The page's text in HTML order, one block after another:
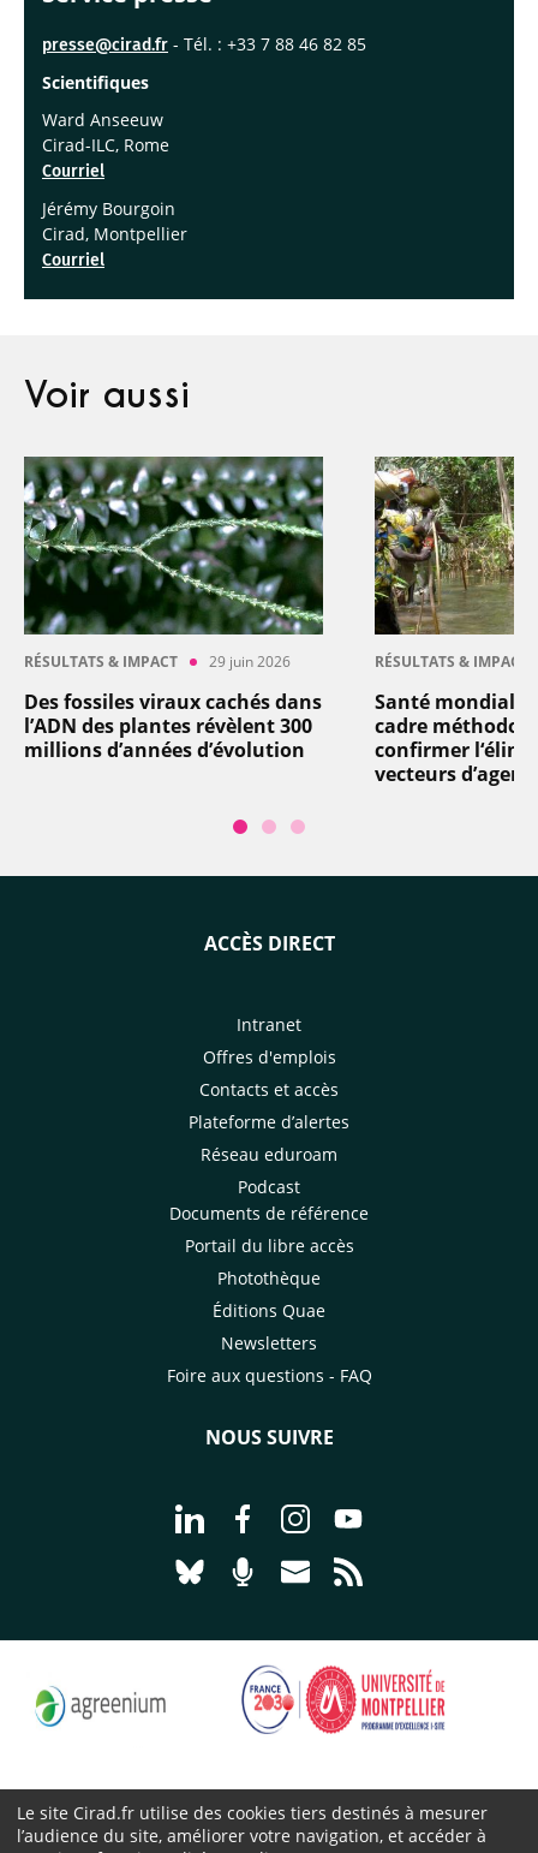
presse@cirad.fr - Tél. : +33 7 88 46 82 85
Scientifiques
Ward Anseeuw
Cirad-ILC, Rome
Courriel
Jérémy Bourgoin
Cirad, Montpellier
Courriel
Voir aussi
RÉSULTATS & IMPACT 29 juin 2026
Des fossiles viraux cachés dans
l’ADN des plantes révèlent 300
millions d’années d’évolution
RÉSULTATS & IMPACT
Santé mondiale
cadre
confirmer
vecteurs
ACCÈS DIRECT
Intranet
Offres d'emplois
Contacts et accès
Plateforme d’alertes
Réseau eduroam
Podcast
Documents de référence
Portail du libre accès
Photothèque
Éditions Quae
Newsletters
Foire aux questions - FAQ
NOUS SUIVRE
Aller à la page Nous suivre sur
Aller à la page Nous suivre sur
Aller à la page Nous
Aller à la page
Aller à la page Nous suivre sur
Aller à la page Nourrir le
Aller à la page Nous
Cirad 2026 ©
Le site Cirad.fr utilise des cookies tiers destinés à mesurer
l’audience du site, améliorer votre navigation, et accéder à